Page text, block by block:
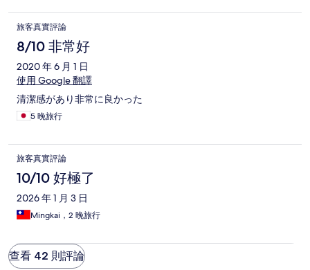
旅客真實評論
8/10 非常好
2020 年 6 月 1 日
使用 Google 翻譯
清潔感があり非常に良かった
5 晚旅行
旅客真實評論
10/10 好極了
2026 年 1 月 3 日
Mingkai，2 晚旅行
查看 42 則評論